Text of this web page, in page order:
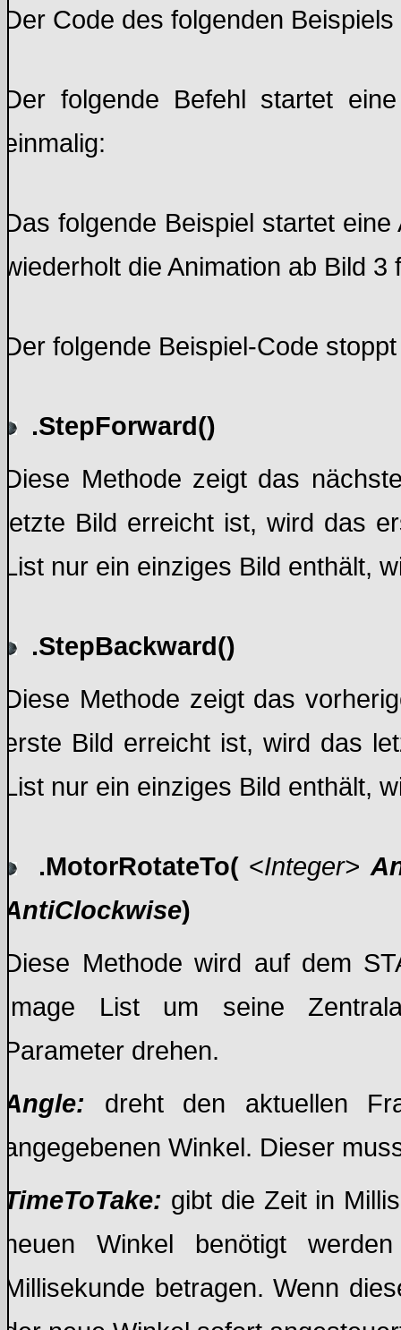
Der Code des folgenden
Der folgende Befehl startet
einmalig:
Das folgende Beispiel startet
wiederholt die Animation ab Bild 3
Der folgende Beispiel-Code
.StepForward()
Diese Methode zeigt das
letzte Bild erreicht ist, wird das
List nur ein einziges Bild enthält,
.StepBackward()
Diese Methode zeigt das
erste Bild erreicht ist, wird das
List nur ein einziges Bild enthält,
.MotorRotateTo( <Integer>
AntiClockwise)
Diese Methode wird auf dem
Image List um seine
Parameter drehen.
Angle: dreht den aktuellen
angegebenen Winkel. Dieser
TimeToTake: gibt die Zeit in
neuen Winkel benötigt
Millisekunde betragen. Wenn